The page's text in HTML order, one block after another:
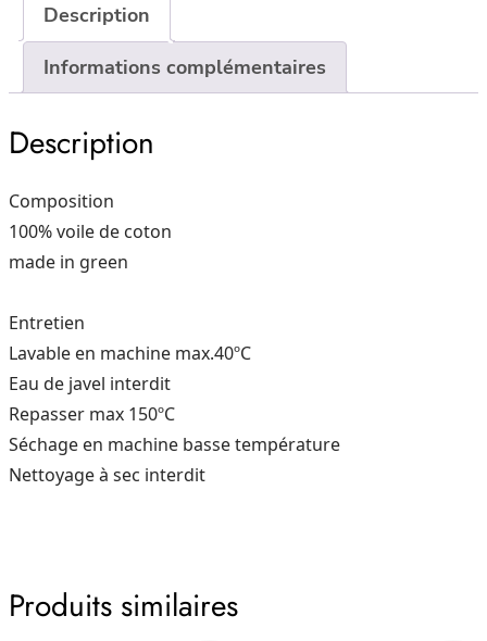
voile
coton
–
Stone
Description
Informations complémentaires
Description
Composition
100% voile de coton
made in green
Entretien
Lavable en machine max.40ºC
Eau de javel interdit
Repasser max 150ºC
Séchage en machine basse température
Nettoyage à sec interdit
Produits similaires